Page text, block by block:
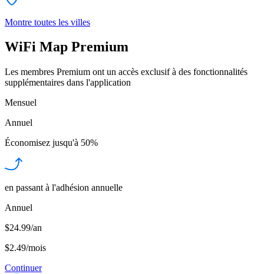
Montre toutes les villes
WiFi Map Premium
Les membres Premium ont un accès exclusif à des fonctionnalités
supplémentaires dans l'application
Mensuel
Annuel
Économisez jusqu'à 50%
en passant à l'adhésion annuelle
Annuel
$24.99/an
$2.49/mois
Continuer